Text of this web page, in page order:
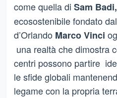
come quella di Sam Badi,
ecosostenibile fondato
d’Orlando Marco Vinci
una realtà che dimostra
centri possono partire
le sfide globali
legame con la propria